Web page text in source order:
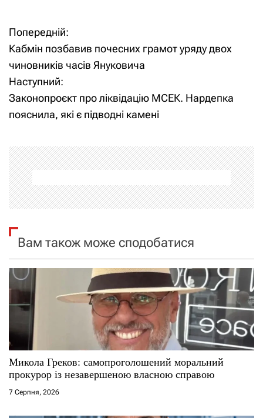
Н
а
в
і
а
ц
і
я
з
а
и
с
і
Попередній:
Кабмін позбавив почесних грамот уряду двох
чиновників часів Януковича
Наступний:
Законопроєкт про ліквідацію МСЕК. Нардепка
пояснила, які є підводні камені
Вам також може сподобатися
Микола Греков: самопроголошений моральний
прокурор із незавершеною власною справою
7 Серпня, 2026